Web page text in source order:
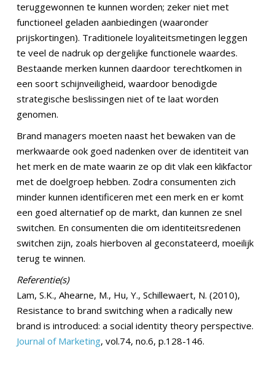
teruggewonnen te kunnen worden; zeker niet met
functioneel geladen aanbiedingen (waaronder
prijskortingen). Traditionele loyaliteitsmetingen leggen
te veel de nadruk op dergelijke functionele waardes.
Bestaande merken kunnen daardoor terechtkomen in
een soort schijnveiligheid, waardoor benodigde
strategische beslissingen niet of te laat worden
genomen.
Brand managers moeten naast het bewaken van de
merkwaarde ook goed nadenken over de identiteit van
het merk en de mate waarin ze op dit vlak een klikfactor
met de doelgroep hebben. Zodra consumenten zich
minder kunnen identificeren met een merk en er komt
een goed alternatief op de markt, dan kunnen ze snel
switchen. En consumenten die om identiteitsredenen
switchen zijn, zoals hierboven al geconstateerd, moeilijk
terug te winnen.
Referentie(s)
Lam, S.K., Ahearne, M., Hu, Y., Schillewaert, N. (2010),
Resistance to brand switching when a radically new
brand is introduced: a social identity theory perspective.
Journal of Marketing, vol.74, no.6, p.128-146.